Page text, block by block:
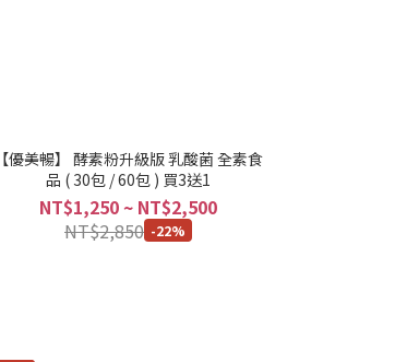
【優美暢】 酵素粉升級版 乳酸菌 全素食
品 ( 30包 / 60包 ) 買3送1
NT$1,250 ~ NT$2,500
NT$2,850 -22%